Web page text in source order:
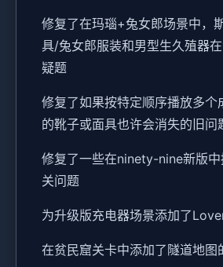
修复了在玛瑙+兔女郎场景中，
具/兔女郎服装和男型生久殖器
疑题
修复了如果按特定顺序播放多个
的靴子或面具也许会消失的旧问
修复了一些在ninety-nine新版
关问题
为升级版充电器场景添加了
在贫民窟关卡中添加了隧道地图